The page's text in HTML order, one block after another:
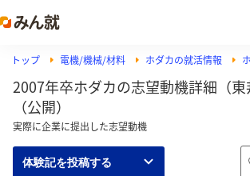
トップ 電機/機械/材料 ホダカの就活情報
2007年卒ホダカの志望動機詳細（東
（公開）
実際に企業に提出した志望動機
体験記を投稿する